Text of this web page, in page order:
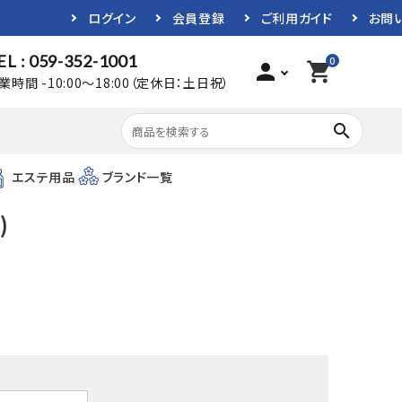
ログイン 会員登録 ご利用ガイド お問
: 059-352-1001
時間 -10:00～18:00（定休日：土日祝） person 0
shopping_cart
search
エステ用品 ブランド一覧